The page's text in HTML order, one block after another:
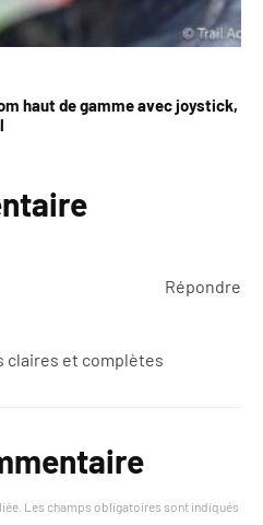
haut de gamme avec joystick,
claires et complètes
Répondre
Les champs obligatoires sont indiqués